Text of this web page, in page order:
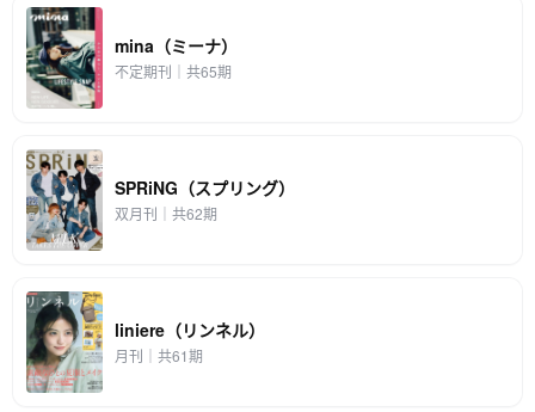
mina（ミーナ）
不定期刊｜共65期
SPRiNG（スプリング）
双月刊｜共62期
liniere（リンネル）
月刊｜共61期